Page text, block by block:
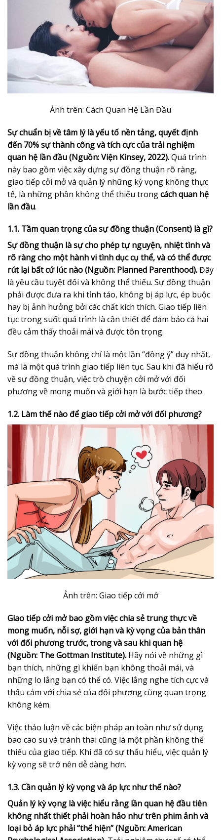
Ảnh trên: Cách Quan Hệ Lần Đầu
Sự chuẩn bị về tâm lý là yếu tố nền tảng, quyết định
đến 70% sự thành công và tích cực của trải nghiệm
quan hệ lần đầu (Nguồn: Viện Kinsey, 2022).Quá trình
này bao gồm việc xây dựng sự đồng thuận rõ ràng,
giao tiếp cởi mở và quản lý những kỳ vọng không thực
tế, là những phần không thể thiếu trongcách quan hệ
lần đầu.
1.1. Tầm quan trọng của sự đồng thuận (Consent) là gì?
Sự đồng thuận là sự cho phép tự nguyện, nhiệt tình và
rõ ràng cho một hành vi tình dục cụ thể, và có thể được
rút lại bất cứ lúc nào (Nguồn: Planned Parenthood).Đây
là yêu cầu tuyệt đối và không thể thiếu. Sự đồng thuận
phải được đưa ra khi tỉnh táo, không bị áp lực, ép buộc
hay bị ảnh hưởng bởi các chất kích thích. Giao tiếp liên
tục trong suốt quá trình là cần thiết để đảm bảo cả hai
đều cảm thấy thoải mái và được tôn trọng.
Sự đồng thuận không chỉ là một lần “đồng ý” duy nhất,
mà là một quá trình giao tiếp liên tục. Sau khi đã hiểu rõ
về sự đồng thuận, việc trò chuyện cởi mở với đối
phương về mong muốn và giới hạn là bước tiếp theo.
1.2. Làm thế nào để giao tiếp cởi mở với đối phương?
Ảnh trên: Giao tiếp cởi mở
Giao tiếp cởi mở bao gồm việc chia sẻ trung thực về
mong muốn, nỗi sợ, giới hạn và kỳ vọng của bản thân
với đối phương trước, trong và sau khi quan hệ
(Nguồn: The Gottman Institute). Hãy nói về những gì
bạn thích, những gì khiến bạn không thoải mái, và
những lo lắng bạn có thể có. Việc lắng nghe tích cực và
thấu cảm với chia sẻ của đối phương cũng quan trọng
không kém.
Việc thảo luận về các biện pháp an toàn như sử dụng
bao cao su và tránh thai cũng là một phần không thể
thiếu của giao tiếp. Khi đã có sự thấu hiểu, việc quản lý
kỳ vọng sẽ trở nên dễ dàng hơn.
1.3. Cần quản lý kỳ vọng và áp lực như thế nào?
Quản lý kỳ vọng là việc hiểu rằng lần quan hệ đầu tiên
không nhất thiết phải hoàn hảo như trên phim ảnh và
loại bỏ áp lực phải “thể hiện” (Nguồn: American